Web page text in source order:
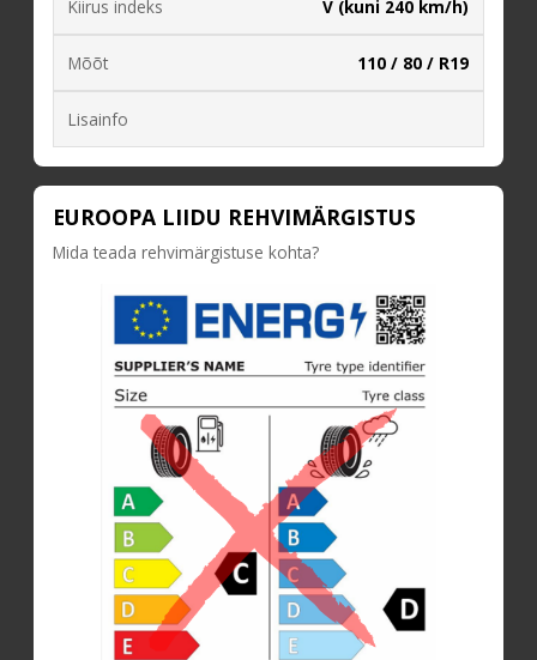
Kiirus indeks V (kuni 240 km/h)
Mõõt 110 / 80 / R19
Lisainfo
EUROOPA LIIDU REHVIMÄRGISTUS
Mida teada rehvimärgistuse kohta?